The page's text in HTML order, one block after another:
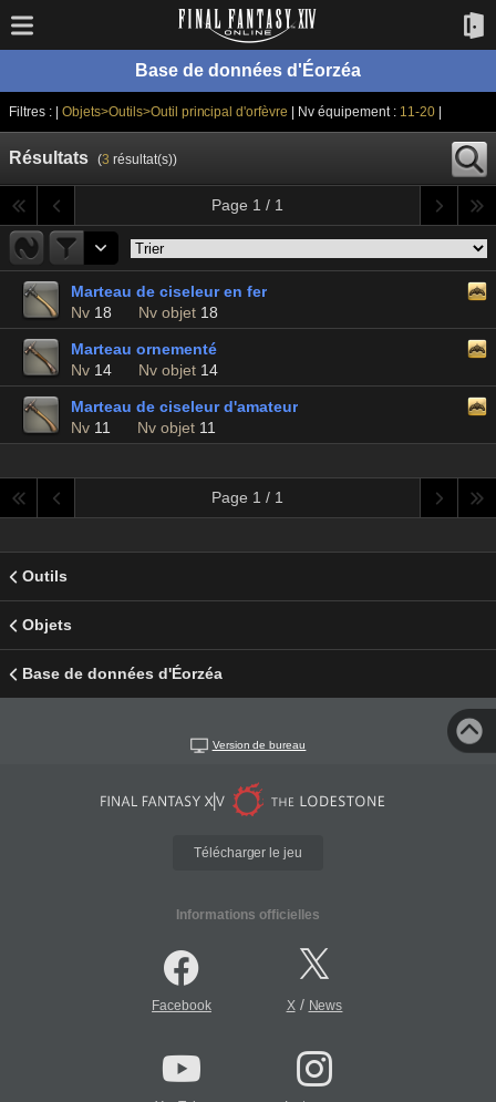
Base de données d'Éorzéa
Filtres : | Objets>Outils>Outil principal d'orfèvre | Nv équipement : 11-20|
Résultats (3 résultat(s))
Page 1 / 1
Marteau de ciseleur en fer
Nv 18 Nv objet 18
Marteau ornementé
Nv 14 Nv objet 14
Marteau de ciseleur d'amateur
Nv 11 Nv objet 11
Page 1 / 1
Outils
Objets
Base de données d'Éorzéa
Version de bureau
Télécharger le jeu
Informations officielles
Facebook X/ News